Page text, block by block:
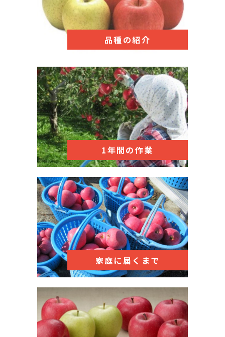
品種の紹介
1年間の作業
家庭に届くまで